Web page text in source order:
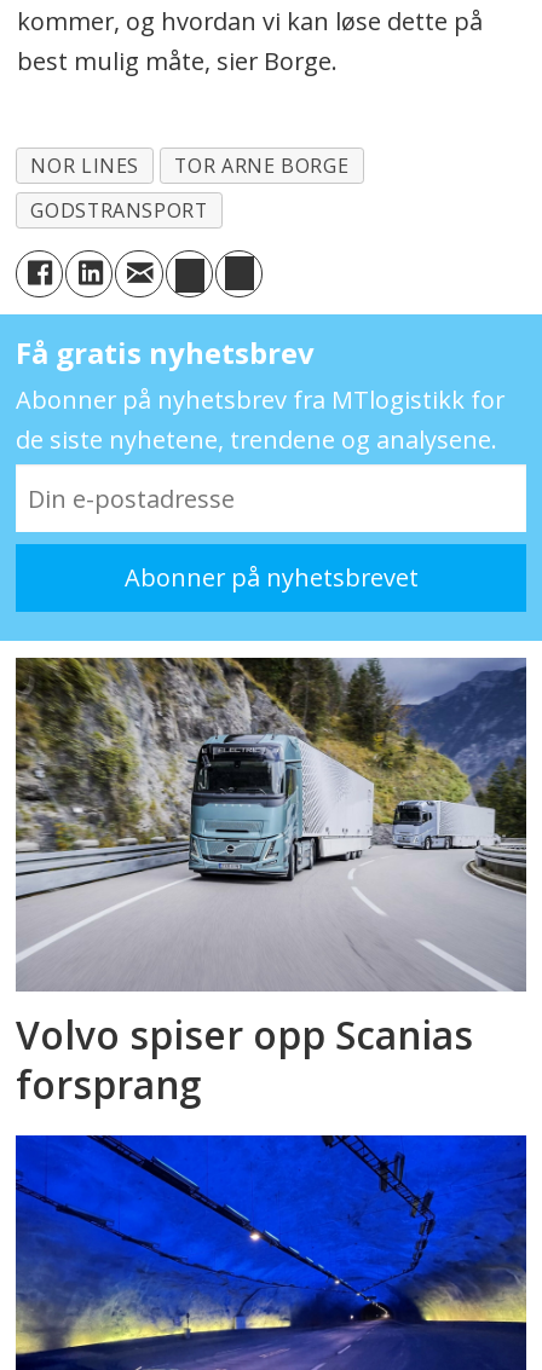
kommer, og hvordan vi kan løse dette på
best mulig måte, sier Borge.
NOR LINES
TOR ARNE BORGE
GODSTRANSPORT
Få gratis nyhetsbrev
Abonner på nyhetsbrev fra MTlogistikk for
de siste nyhetene, trendene og analysene.
Volvo spiser opp Scanias
forsprang